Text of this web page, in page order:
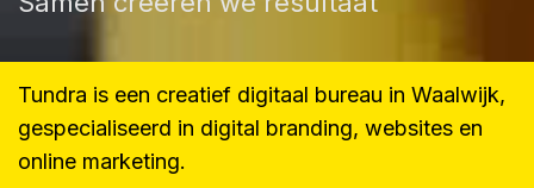
Tundra is een creatief digitaal bureau in Waalwijk,
gespecialiseerd in digital branding, websites en
online marketing.